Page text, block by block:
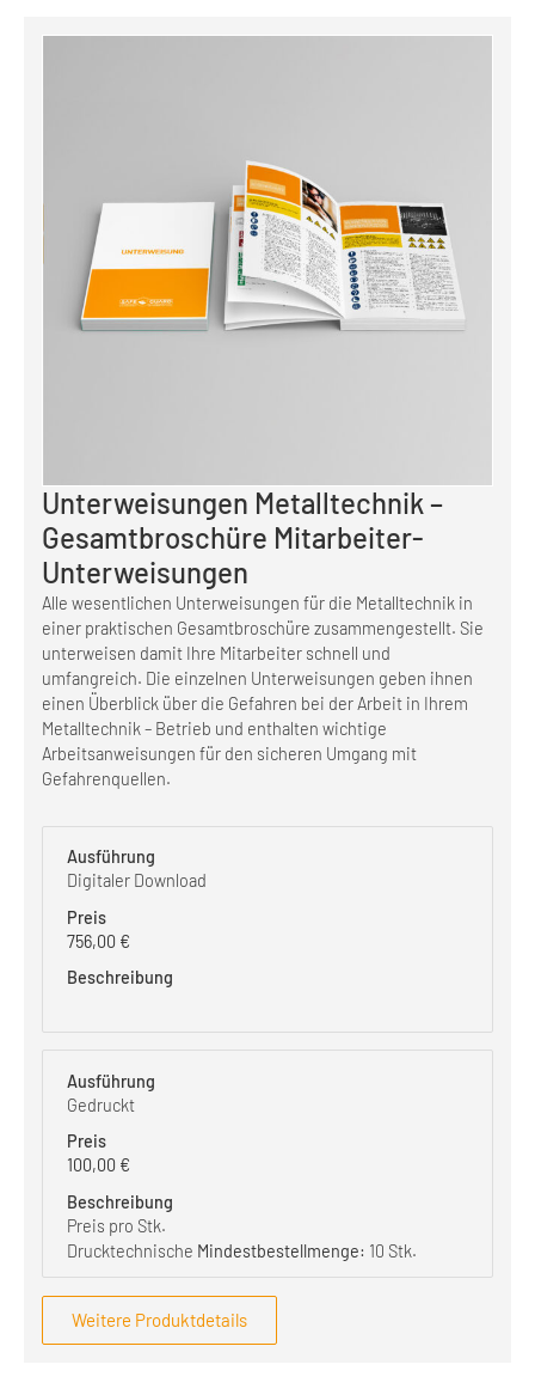
Unterweisungen Metalltechnik –
Gesamtbroschüre Mitarbeiter-
Unterweisungen
Alle wesentlichen Unterweisungen für die Metalltechnik in
einer praktischen Gesamtbroschüre zusammengestellt. Sie
unterweisen damit Ihre Mitarbeiter schnell und
umfangreich. Die einzelnen Unterweisungen geben ihnen
einen Überblick über die Gefahren bei der Arbeit in Ihrem
Metalltechnik – Betrieb und enthalten wichtige
Arbeitsanweisungen für den sicheren Umgang mit
Gefahrenquellen.
Digitaler Download
756,00 €
Gedruckt
100,00 €
Preis pro Stk.
Drucktechnische Mindestbestellmenge: 10 Stk.
Weitere Produktdetails